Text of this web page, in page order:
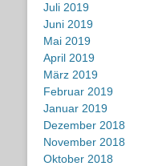
Juli 2019
Juni 2019
Mai 2019
April 2019
März 2019
Februar 2019
Januar 2019
Dezember 2018
November 2018
Oktober 2018